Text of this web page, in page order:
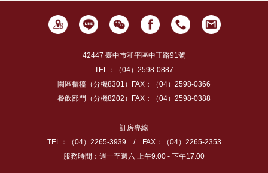
42447 臺中市和平區中正路91號
TEL：（04）2598-0887
園區櫃檯（分機8301）FAX：（04）2598-0366
餐飲部門（分機8202）FAX：（04）2598-0388
訂房專線
TEL：（04）2265-3939 / FAX：（04）2265-2353
服務時間：週一至週六 上午9:00 - 下午17:00